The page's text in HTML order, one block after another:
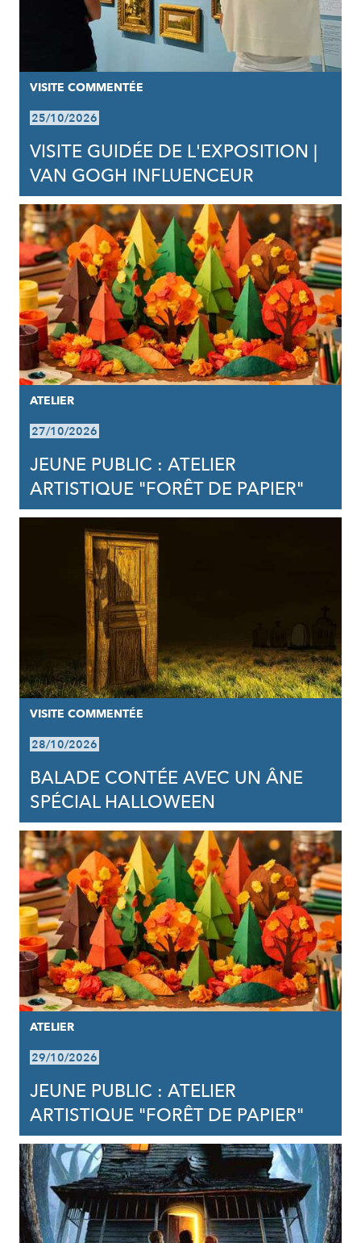
VISITE COMMENTÉE
25/10/2026
VISITE GUIDÉE DE L'EXPOSITION |
VAN GOGH INFLUENCEUR
ATELIER
27/10/2026
JEUNE PUBLIC : ATELIER
ARTISTIQUE "FORÊT DE PAPIER"
VISITE COMMENTÉE
28/10/2026
BALADE CONTÉE AVEC UN ÂNE
SPÉCIAL HALLOWEEN
ATELIER
29/10/2026
JEUNE PUBLIC : ATELIER
ARTISTIQUE "FORÊT DE PAPIER"